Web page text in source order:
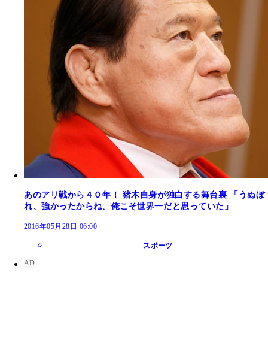
あのアリ戦から４０年！ 猪木自身が独白する舞台裏 「うぬぼ
れ、強かったからね。俺こそ世界一だと思っていた」
2016年05月28日 06:00
スポーツ